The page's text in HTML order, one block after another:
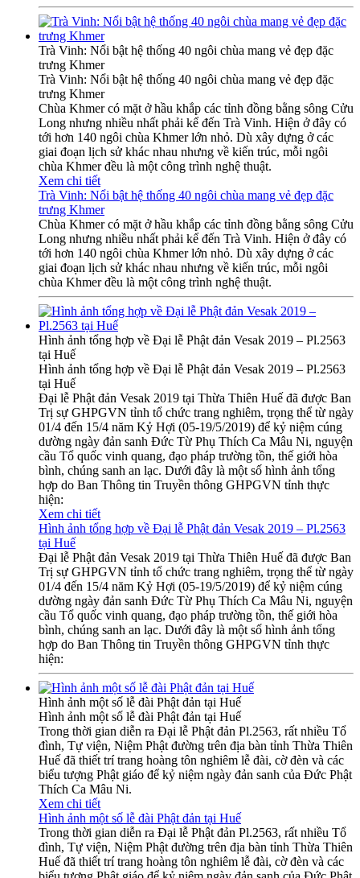
Trà Vinh: Nổi bật hệ thống 40 ngôi chùa mang vẻ đẹp đặc
trưng Khmer
Trà Vinh: Nổi bật hệ thống 40 ngôi chùa mang vẻ đẹp đặc
trưng Khmer
Chùa Khmer có mặt ở hầu khắp các tỉnh đồng bằng sông Cửu
Long nhưng nhiều nhất phải kể đến Trà Vinh. Hiện ở đây có
tới hơn 140 ngôi chùa Khmer lớn nhỏ. Dù xây dựng ở các
giai đoạn lịch sử khác nhau nhưng về kiến trúc, mỗi ngôi
chùa Khmer đều là một công trình nghệ thuật.
Xem chi tiết
Trà Vinh: Nổi bật hệ thống 40 ngôi chùa mang vẻ đẹp đặc
trưng Khmer
Chùa Khmer có mặt ở hầu khắp các tỉnh đồng bằng sông Cửu
Long nhưng nhiều nhất phải kể đến Trà Vinh. Hiện ở đây có
tới hơn 140 ngôi chùa Khmer lớn nhỏ. Dù xây dựng ở các
giai đoạn lịch sử khác nhau nhưng về kiến trúc, mỗi ngôi
chùa Khmer đều là một công trình nghệ thuật.
Hình ảnh tổng hợp về Đại lễ Phật đản Vesak 2019 – Pl.2563
tại Huế
Hình ảnh tổng hợp về Đại lễ Phật đản Vesak 2019 – Pl.2563
tại Huế
Đại lễ Phật đản Vesak 2019 tại Thừa Thiên Huế đã được Ban
Trị sự GHPGVN tỉnh tổ chức trang nghiêm, trọng thể từ ngày
01/4 đến 15/4 năm Kỷ Hợi (05-19/5/2019) để kỷ niệm cúng
dường ngày đản sanh Đức Từ Phụ Thích Ca Mâu Ni, nguyện
cầu Tổ quốc vinh quang, đạo pháp trường tồn, thế giới hòa
bình, chúng sanh an lạc. Dưới đây là một số hình ảnh tổng
hợp do Ban Thông tin Truyền thông GHPGVN tỉnh thực
hiện:
Xem chi tiết
Hình ảnh tổng hợp về Đại lễ Phật đản Vesak 2019 – Pl.2563
tại Huế
Đại lễ Phật đản Vesak 2019 tại Thừa Thiên Huế đã được Ban
Trị sự GHPGVN tỉnh tổ chức trang nghiêm, trọng thể từ ngày
01/4 đến 15/4 năm Kỷ Hợi (05-19/5/2019) để kỷ niệm cúng
dường ngày đản sanh Đức Từ Phụ Thích Ca Mâu Ni, nguyện
cầu Tổ quốc vinh quang, đạo pháp trường tồn, thế giới hòa
bình, chúng sanh an lạc. Dưới đây là một số hình ảnh tổng
hợp do Ban Thông tin Truyền thông GHPGVN tỉnh thực
hiện:
Hình ảnh một số lễ đài Phật đản tại Huế
Hình ảnh một số lễ đài Phật đản tại Huế
Trong thời gian diễn ra Đại lễ Phật đản Pl.2563, rất nhiều Tổ
đình, Tự viện, Niệm Phật đường trên địa bàn tỉnh Thừa Thiên
Huế đã thiết trí trang hoàng tôn nghiêm lễ đài, cờ đèn và các
biểu tượng Phật giáo để kỷ niệm ngày đản sanh của Đức Phật
Thích Ca Mâu Ni.
Xem chi tiết
Hình ảnh một số lễ đài Phật đản tại Huế
Trong thời gian diễn ra Đại lễ Phật đản Pl.2563, rất nhiều Tổ
đình, Tự viện, Niệm Phật đường trên địa bàn tỉnh Thừa Thiên
Huế đã thiết trí trang hoàng tôn nghiêm lễ đài, cờ đèn và các